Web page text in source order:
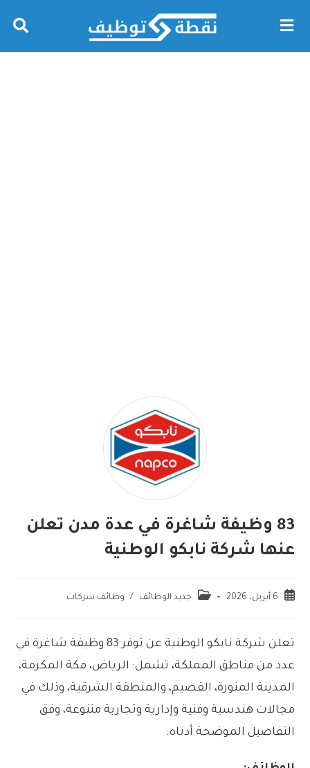
83 وظيفة شاغرة في عدة مدن تعلن
عنها شركة نابكو الوطنية
6 أبريل، 2026 جديد الوظائف / وظائف شركات
تعلن شركة نابكو الوطنية عن توفر 83 وظيفة شاغرة في
عدد من مناطق المملكة، تشمل: الرياض، مكة المكرمة،
المدينة المنورة، القصيم، والمنطقة الشرقية، وذلك في
مجالات هندسية وفنية وإدارية وتجارية متنوعة، وفق
التفاصيل الموضحة أدناه.